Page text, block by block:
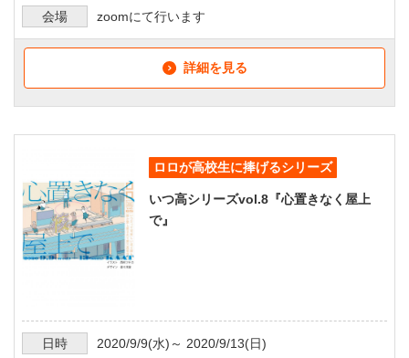
会場
zoomにて行います
詳細を見る
ロロが高校生に捧げるシリーズ
いつ高シリーズvol.8『心置きなく屋上
で』
日時 2020/9/9(水)～ 2020/9/13(日)